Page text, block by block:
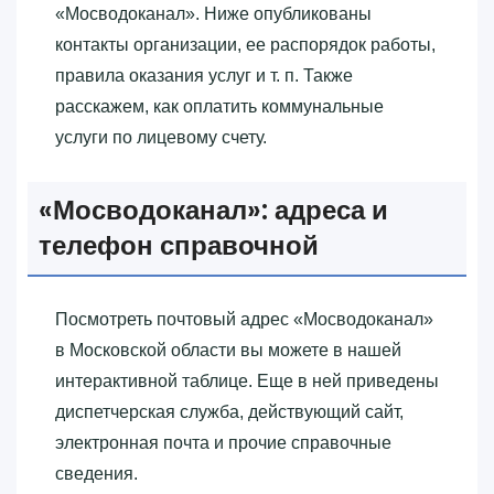
«‎Мосводоканал»‎. Ниже опубликованы
контакты организации, ее распорядок работы,
правила оказания услуг и т. п. Также
расскажем, как оплатить коммунальные
услуги по лицевому счету.
«‎Мосводоканал»‎: адреса и
телефон справочной
Посмотреть почтовый адрес «‎Мосводоканал»‎
в Московской области вы можете в нашей
интерактивной таблице. Еще в ней приведены
диспетчерская служба, действующий сайт,
электронная почта и прочие справочные
сведения.